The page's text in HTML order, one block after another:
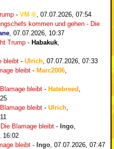
- VM
07.07.2026, 07:54
kommen und gehen - Die
07.07.2026, 10:37
Trump - Habakuk
bleibt - Ulrich 07.07.2026, 07:33
bleibt - Marc2006
bleibt - Hatebreed
bleibt - Ulrich
Blamage bleibt - Ingo
16:02
bleibt - Ingo 07.07.2026, 07:47